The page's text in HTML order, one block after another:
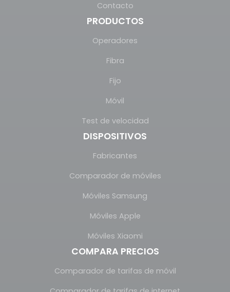
Contacto
PRODUCTOS
Operadores
Fibra
Fijo
Móvil
Test de velocidad
DISPOSITIVOS
Fabricantes
Comparador de móviles
Móviles Samsung
Móviles Apple
Móviles Xiaomi
COMPARA PRECIOS
Comparador de tarifas de móvil